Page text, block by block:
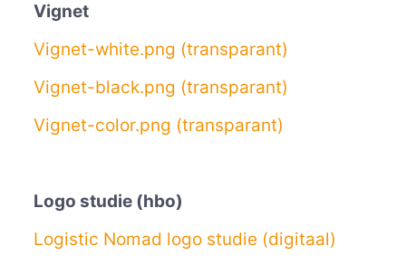
Vignet
Vignet-white.png (transparant)
Vignet-black.png (transparant)
Vignet-color.png (transparant)
Logo studie (hbo)
Logistic Nomad logo studie (digitaal)